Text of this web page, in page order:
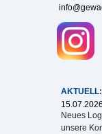
AKTUELL:
15.07.2026
Neues
unsere